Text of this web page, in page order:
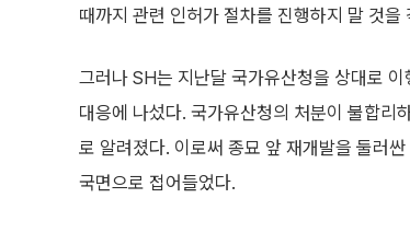
때까지 관련 인허가 절차를 진행하지 말 것을
그러나 SH는 지난달 국가유산청을 상대로
대응에 나섰다. 국가유산청의 처분이 불합리
로 알려졌다. 이로써 종묘 앞 재개발을 둘러
국면으로 접어들었다.